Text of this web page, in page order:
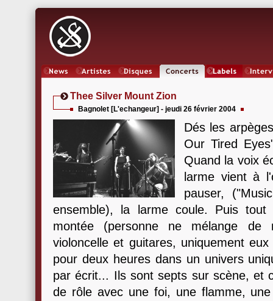
Thee Silver Mount Zion
Bagnolet [L'echangeur] - jeudi 26 février 2004
Dés les
Our Tired
Quand la voix
larme vient à
pauser,
ensemble), la larme coule. Puis
montée (personne ne mélange de
violoncelle et guitares, uniquement
pour deux heures dans un univers
par écrit... Ils sont septs sur scène, et
de rôle avec une foi, une flamme,